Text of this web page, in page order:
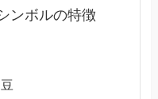
ンボルの特徴